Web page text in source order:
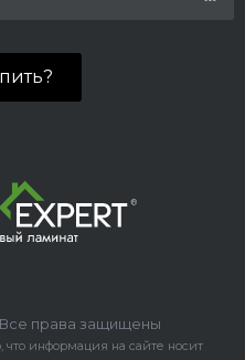
права защищены
информация на сайте носит